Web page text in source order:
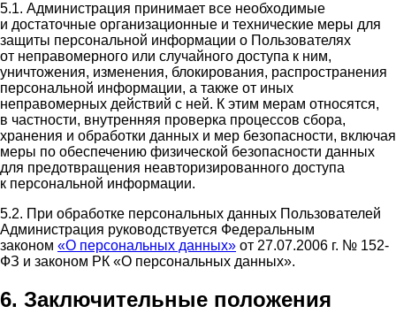
5.1. Администрация принимает все необходимые
и достаточные организационные и технические меры для
защиты персональной информации о Пользователях
от неправомерного или случайного доступа к ним,
уничтожения, изменения, блокирования, распространения
персональной информации, а также от иных
неправомерных действий с ней. К этим мерам относятся,
в частности, внутренняя проверка процессов сбора,
хранения и обработки данных и мер безопасности, включая
меры по обеспечению физической безопасности данных
для предотвращения неавторизированного доступа
к персональной информации.
5.2. При обработке персональных данных Пользователей
Администрация руководствуется Федеральным
законом «О персональных данных» от 27.07.2006 г. № 152-
ФЗ и законом РК «О персональных данных».
6. Заключительные положения